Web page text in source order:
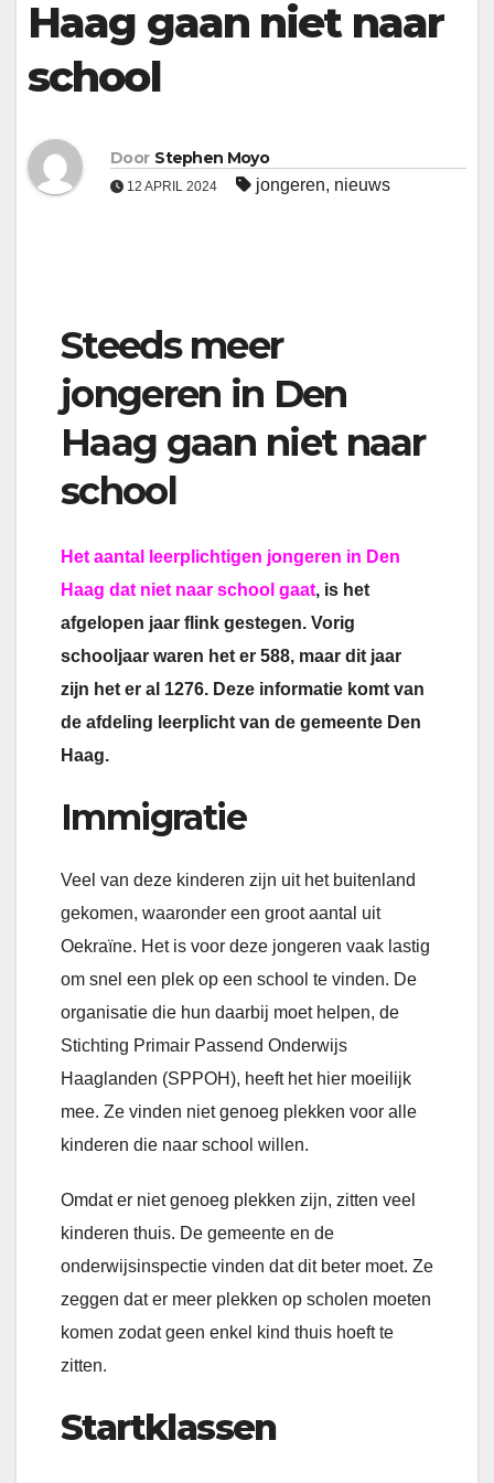
Haag gaan niet naar
school
Door Stephen Moyo
12 APRIL 2024 jongeren, nieuws
Steeds meer
jongeren in Den
Haag gaan niet naar
school
Het aantal leerplichtigen jongeren in Den
Haag dat niet naar school gaat, is het
afgelopen jaar flink gestegen. Vorig
schooljaar waren het er 588, maar dit jaar
zijn het er al 1276. Deze informatie komt van
de afdeling leerplicht van de gemeente Den
Haag.
Immigratie
Veel van deze kinderen zijn uit het buitenland
gekomen, waaronder een groot aantal uit
Oekraïne. Het is voor deze jongeren vaak lastig
om snel een plek op een school te vinden. De
organisatie die hun daarbij moet helpen, de
Stichting Primair Passend Onderwijs
Haaglanden (SPPOH), heeft het hier moeilijk
mee. Ze vinden niet genoeg plekken voor alle
kinderen die naar school willen.
Omdat er niet genoeg plekken zijn, zitten veel
kinderen thuis. De gemeente en de
onderwijsinspectie vinden dat dit beter moet. Ze
zeggen dat er meer plekken op scholen moeten
komen zodat geen enkel kind thuis hoeft te
zitten.
Startklassen